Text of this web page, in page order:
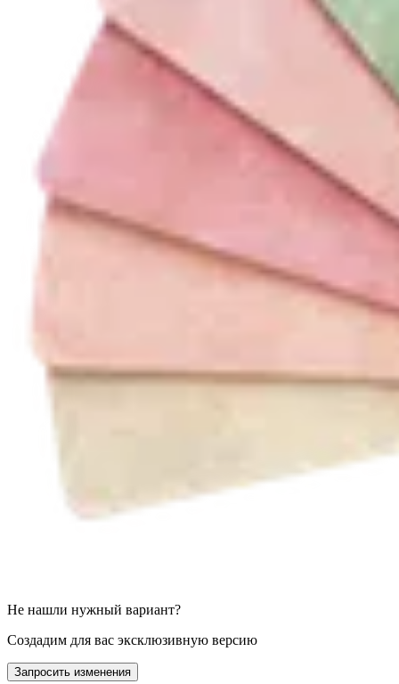
Не нашли нужный вариант?
Создадим для вас эксклюзивную версию
Запросить изменения